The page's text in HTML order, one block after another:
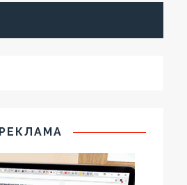
РЕКЛАМА